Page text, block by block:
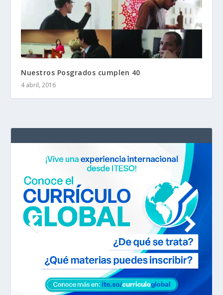
Nuestros Posgrados cumplen 40
4 abril, 2016